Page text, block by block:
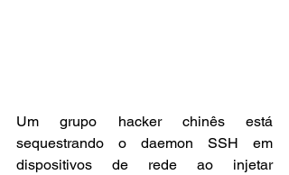
Um grupo hacker chinês está
sequestrando o daemon SSH em
dispositivos de rede ao injetar